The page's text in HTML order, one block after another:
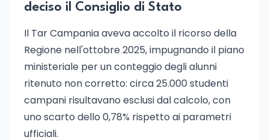
deciso il Consiglio di Stato
Il Tar Campania aveva accolto il ricorso della
Regione nell'ottobre 2025, impugnando il piano
ministeriale per un conteggio degli alunni
ritenuto non corretto: circa 25.000 studenti
campani risultavano esclusi dal calcolo, con
uno scarto dello 0,78% rispetto ai parametri
ufficiali.